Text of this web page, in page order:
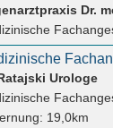
Dr.
Urologe
19,0km